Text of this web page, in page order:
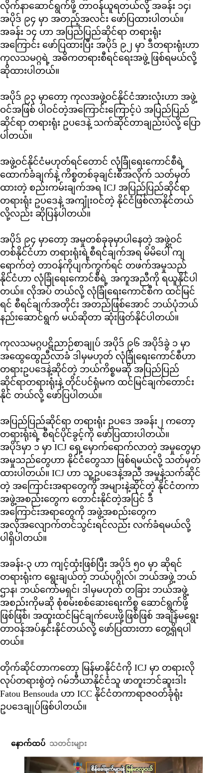
လိုက်နာဆောင်ရွက်ဖို့ တာဝန်ယူရတယ်လို့ အခန်း ၁၄၊
အပိုဒ် ၉၄ မှာ အတည့်အလင်း ဖော်ပြထားပါတယ်။
အခန်း ၁၄ ဟာ အပြည်ပြည်ဆိုင်ရာ တရားရုံး
အကြောင်း ဖော်ပြထားပြီး အပိုဒ် ၉၂ မှာ ဒီတရားရုံးဟာ
ကုလသမဂ္ဂရဲ့ အဓိကတရားစီရင်ရေးအဖွဲ့ ဖြစ်ရမယ်လို့
ဆိုထားပါတယ်။
အပိုဒ် ၉၃ မှာတော့ ကုလအဖွဲ့ဝင်နိုင်ငံအားလုံးဟာ အဖွဲ့
ဝင်အဖြစ် ပါဝင်တဲ့အကြောင်းကြောင့်ပဲ အပြည်ပြည်
ဆိုင်ရာ တရားရုံး ဥပဒေနဲ့ သက်ဆိုင်တာချည်းပဲလို့ ပြော
ပါတယ်။
အဖွဲ့ဝင်နိုင်ငံမဟုတ်ရင်တောင် လုံခြုံရေးကောင်စီရဲ့
ထောက်ခံချက်နဲ့ ကိစ္စတစ်ခုချင်းစီအလိုက် သတ်မှတ်
ထားတဲ့ စည်းကမ်းချက်အရ ICJ အပြည်ပြည်ဆိုင်ရာ
တရားရုံး ဥပဒေနဲ့ အကျုံးဝင်တဲ့ နိုင်ငံဖြစ်လာနိုင်တယ်
လို့လည်း ဆိုပြန်ပါတယ်။
အပိုဒ် ၉၄ မှာတော့ အမှုတစ်ခုခုမှာပါနေတဲ့ အဖွဲ့ဝင်
တစ်နိုင်ငံဟာ တရားရုံးရဲ့စီရင်ချက်အရ မိမိပေါ် ကျ
ရောက်တဲ့ တာဝန်ကိုပျက်ကွက်ရင် တဖက်အမှုသည်
နိုင်ငံဟာ လုံခြုံရေးကောင်စီရဲ့ အကူအညီကို ရယူနိုင်ပါ
တယ်။ လိုအပ် တယ်လို့ လုံခြုံရေးကောင်စီက ထင်မြင်
ရင် စီရင်ချက်အတိုင်း အတည်ဖြစ်အောင် ဘယ်ပုံဘယ်
နည်းဆောင်ရွက် မယ်ဆိုတာ ဆုံးဖြတ်နိုင်ပါတယ်။
ကုလသမဂ္ဂပဋိညာဉ်စာချုပ် အပိုဒ် ၉၆ အပိုဒ်ခွဲ ၁ မှာ
အထွေထွေညီလာခံ ဒါမှမဟုတ် လုံခြုံရေးကောင်စီဟာ
တရားဥပဒေနဲ့ဆိုင်တဲ့ ဘယ်ကိစ္စမဆို အပြည်ပြည်
ဆိုင်ရာတရားရုံးနဲ့ တိုင်ပင်ရုံမက ထင်မြင်ချက်တောင်း
နိုင် တယ်လို့ ဖော်ပြပါတယ်။
အပြည်ပြည်ဆိုင်ရာ တရားရုံး ဥပဒေ အခန်း၂ ကတော့
တရားရုံးရဲ့ စီရင်ပိုင်ခွင့်ကို ဖော်ပြထားပါတယ်။
အပိုဒ်မှာ ၁ မှာ ICJ ရှေ့မှောက်ရောက်လာတဲ့ အမှုတွေမှာ
အမှုသည်တွေဟာ နိုင်ငံတွေသာ ဖြစ်ရမယ်လို့ သတ်မှတ်
ထားပါတယ်။ ICJ ဟာ သူ့ဥပဒေနဲ့အညီ အမှုနဲ့သက်ဆိုင်
တဲ့ အကြောင်းအရာတွေကို အများနဲ့ဆိုင်တဲ့ နိုင်ငံတကာ
အဖွဲ့အစည်းတွေက တောင်းနိုင်တဲ့အပြင် ဒီ
အကြောင်းအရာတွေကို အဖွဲ့အစည်းတွေက
အလိုအလျောက်တင်သွင်းရင်လည်း လက်ခံရမယ်လို့
ပါရှိပါတယ်။
အခန်း-၃ ဟာ ကျင့်ထုံးဖြစ်ပြီး အပိုဒ် ၅၀ မှာ ဆိုရင်
တရားရုံးက ရွေးချယ်တဲ့ ဘယ်ပုဂ္ဂိုလ်၊ ဘယ်အဖွဲ့ ဘယ်
ဌာန၊ ဘယ်ကော်မရှင်၊ ဒါမှမဟုတ် တခြား ဘယ်အဖွဲ့
အစည်းကိုမဆို စုံစမ်းစစ်ဆေးရေးကိစ္စ ဆောင်ရွက်ဖို့
ဖြစ်ဖြစ်၊ အထူးထင်မြင်ချက်ပေးဖို့ဖြစ်ဖြစ် အချိန်မရွေး
တာဝန်အပ်နှင်းနိုင်တယ်လို့ ဖော်ပြထားတာ တွေ့ရှိရပါ
တယ်။
တိုက်ဆိုင်တာကတော့ မြန်မာနိုင်ငံကို ICJ မှာ တရားလို
လုပ်တရားစွဲတဲ့ ဂမ်ဘီယာနိုင်ငံသူ ဖာတူးဘင်ဆူးဒါး
Fatou Bensouda ဟာ ICC နိုင်ငံတကာရာဇဝတ်ခုံရုံး
ဥပဒေချုပ်ဖြစ်ပါတယ်။
နောက်ထပ် သတင်းများ